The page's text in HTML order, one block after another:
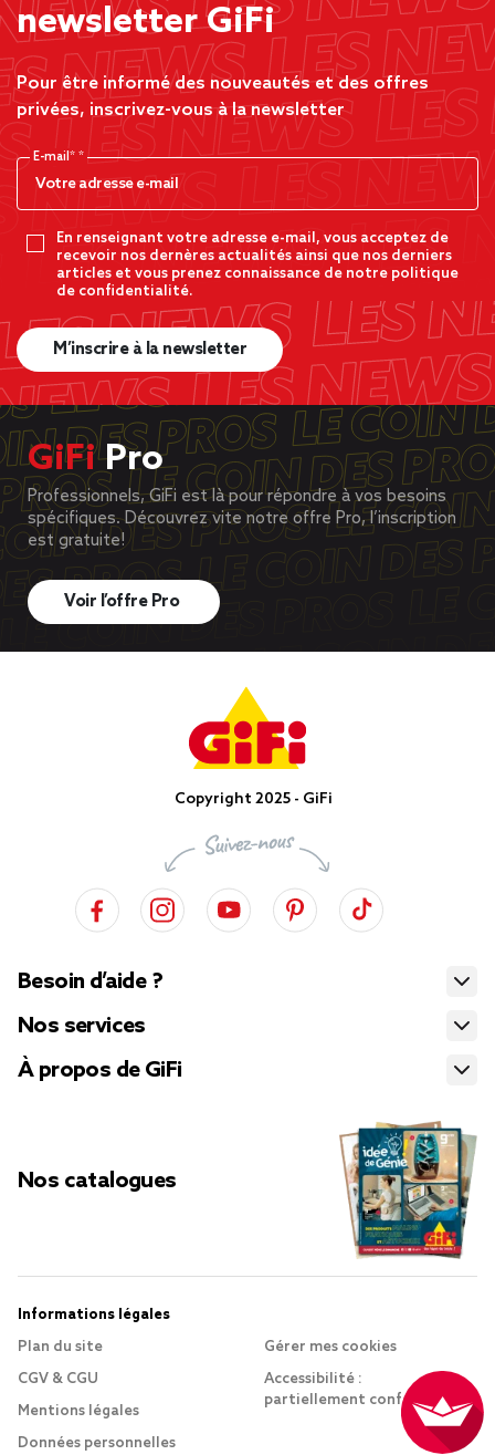
newsletter GiFi
Pour être informé des nouveautés et des offres
privées, inscrivez-vous à la newsletter
E-mail*
En renseignant votre adresse e-mail, vous acceptez de
recevoir nos dernères actualités ainsi que nos derniers
articles et vous prenez connaissance de notre politique
de confidentialité.
M’inscrire à la newsletter
GiFiPro
Professionnels, GiFi est là pour répondre à vos besoins
spécifiques. Découvrez vite notre offre Pro, l’inscription
est gratuite!
Voir l’offre Pro
Copyright 2025 - GiFi
Besoin d’aide ?
Nos services
À propos de GiFi
Nos catalogues
Informations légales
Plan du site
CGV & CGU
Mentions légales
Données personnelles
Gérer mes cookies
Accessibilité :
partiellement conforme